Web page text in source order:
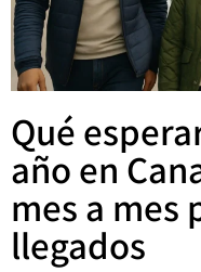
Qué
año en
mes a mes
llegados